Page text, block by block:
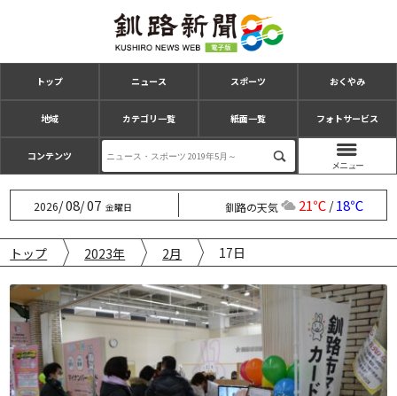
トップ ニュース スポーツ おくやみ
地域 カテゴリ一覧 紙面一覧 フォトサービス
コンテンツ
2026/08/07 金曜日 釧路の天気 21℃/18℃
トップ 2023年 2月 17日